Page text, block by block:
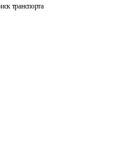
транспорта